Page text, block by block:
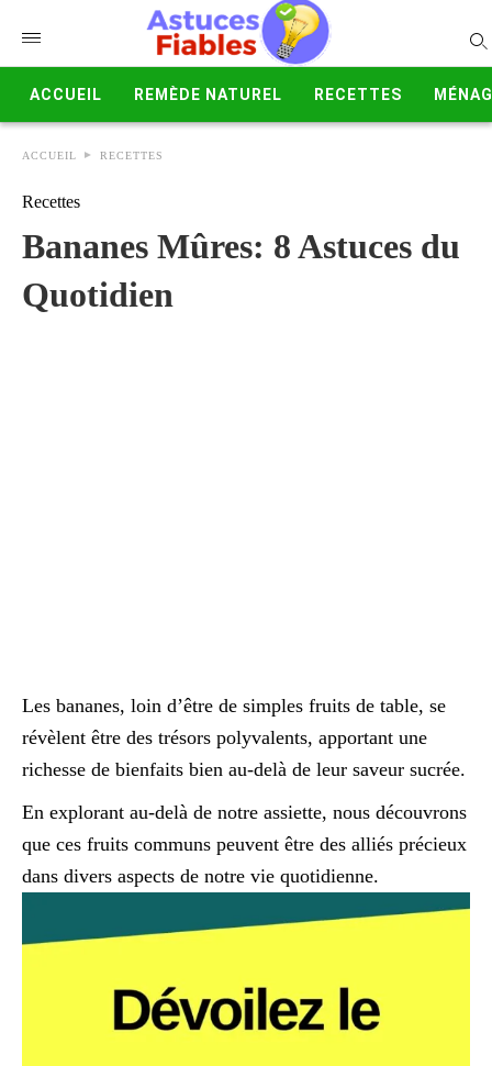
ACCUEIL REMÈDE NATUREL RECETTES
ACCUEIL RECETTES
Recettes
Bananes Mûres: 8 Astuces du
Quotidien
Les bananes, loin d’être de simples fruits de table, se
révèlent être des trésors polyvalents, apportant une
richesse de bienfaits bien au-delà de leur saveur sucrée.
En explorant au-delà de notre assiette, nous découvrons
que ces fruits communs peuvent être des alliés précieux
dans divers aspects de notre vie quotidienne.